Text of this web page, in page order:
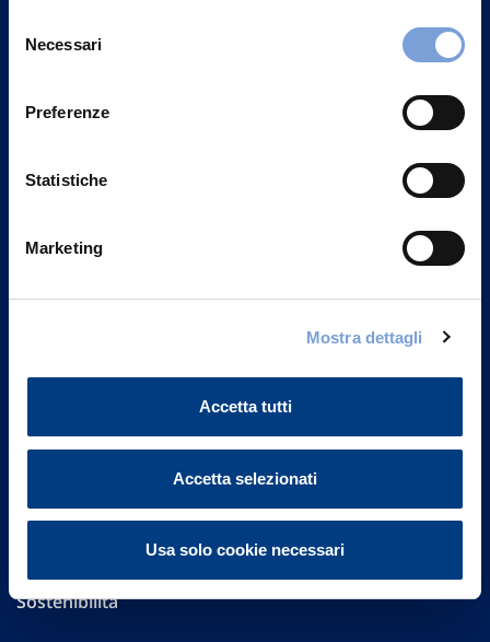
può trovare nel footer del sito nella sezione "Informativa
delNecessari
Preferenze
Statistiche
Marketing
Mostra dettagli
Accetta tutti
Accetta selezionati
Usa solo cookie necessari
Vittoria Assicurazioni S.p.A.
Governance
Altre informazioni
Sostenibilità